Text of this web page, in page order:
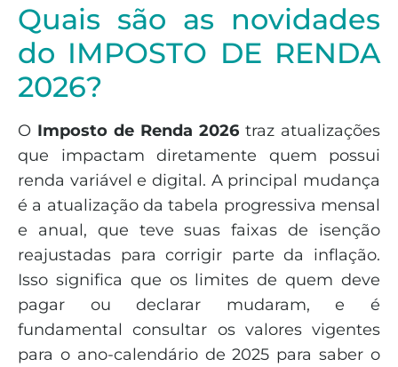
Quais são as novidades
do IMPOSTO DE RENDA
2026?
O Imposto de Renda 2026 traz atualizações
que impactam diretamente quem possui
renda variável e digital. A principal mudança
é a atualização da tabela progressiva mensal
e anual, que teve suas faixas de isenção
reajustadas para corrigir parte da inflação.
Isso significa que os limites de quem deve
pagar ou declarar mudaram, e é
fundamental consultar os valores vigentes
para o ano-calendário de 2025 para saber o